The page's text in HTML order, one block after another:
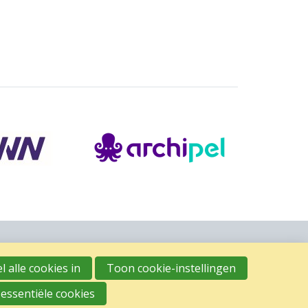
alle cookies in
Toon cookie-instellingen
cookies